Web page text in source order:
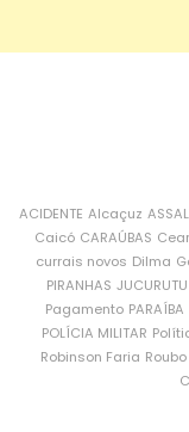
ACIDENTE Alcaçuz
Caicó CARAÚBAS
currais novos Dilma
PIRANHAS JUCURUTU
Pagamento PARAÍBA
POLÍCIA MILITAR
Robinson Faria Roubo